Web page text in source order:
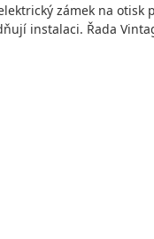
zámek na otisk
instalaci. Řada